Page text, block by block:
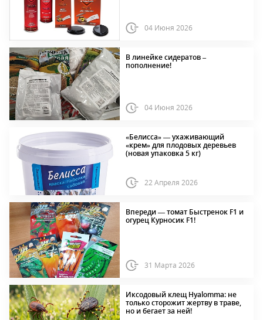
04 Июня 2026
В линейке сидератов –
пополнение!
04 Июня 2026
«Белисса» — ухаживающий
«крем» для плодовых деревьев
(новая упаковка 5 кг)
22 Апреля 2026
Впереди — томат Быстренок F1 и
огурец Курносик F1!
31 Марта 2026
Иксодовый клещ Hyalomma: не
только сторожит жертву в траве,
но и бегает за ней!